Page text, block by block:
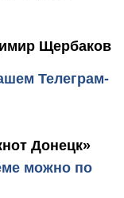
Щербаков
Телеграм-
Донецк»
можно по